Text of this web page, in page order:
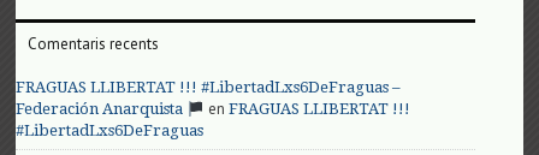
Comentaris recents
FRAGUAS LLIBERTAT !!! #LibertadLxs6DeFraguas –
Federación Anarquista
enFRAGUAS LLIBERTAT !!!
#LibertadLxs6DeFraguas